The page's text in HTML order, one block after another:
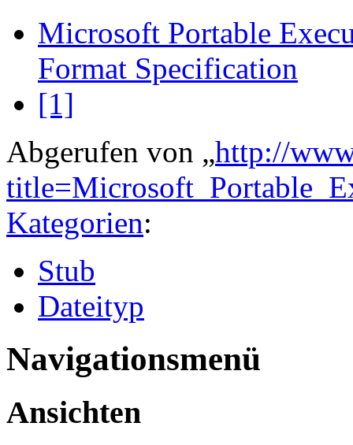
Microsoft Portable
Format Specification
[1]
Abgerufen von „http://
Kategorien:
Stub
Dateityp
Navigationsmenü
Ansichten